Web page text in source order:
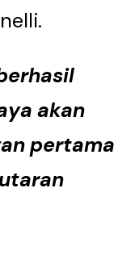
akan
pertama